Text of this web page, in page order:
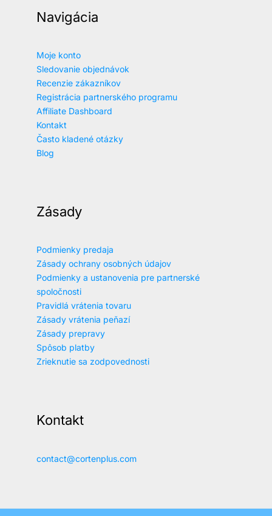
Navigácia
Moje konto
Sledovanie objednávok
Recenzie zákazníkov
Registrácia partnerského programu
Affiliate Dashboard
Kontakt
Často kladené otázky
Blog
Zásady
Podmienky predaja
Zásady ochrany osobných údajov
Podmienky a ustanovenia pre partnerské
spoločnosti
Pravidlá vrátenia tovaru
Zásady vrátenia peňazí
Zásady prepravy
Spôsob platby
Zrieknutie sa zodpovednosti
Kontakt
contact@cortenplus.com